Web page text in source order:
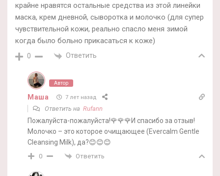
крайне нравятся остальные средства из этой линейки
маска, крем дневной, сыворотка и молочко (для супер
чувствительной кожи, реально спасло меня зимой
когда было больно прикасаться к коже)
0 Ответить
Автор
Маша 7 лет назад
Ответить на Rufann
Пожалуйста-пожалуйста!🌹🌹🌹И спасибо за отзыв!
Молочко – это которое очищающее (Evercalm Gentle
Cleansing Milk), да?😊😊😊
0 Ответить